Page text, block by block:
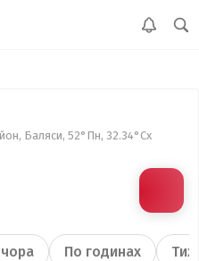
Баляси, 52°Пн, 32.34°Сх
По годинах